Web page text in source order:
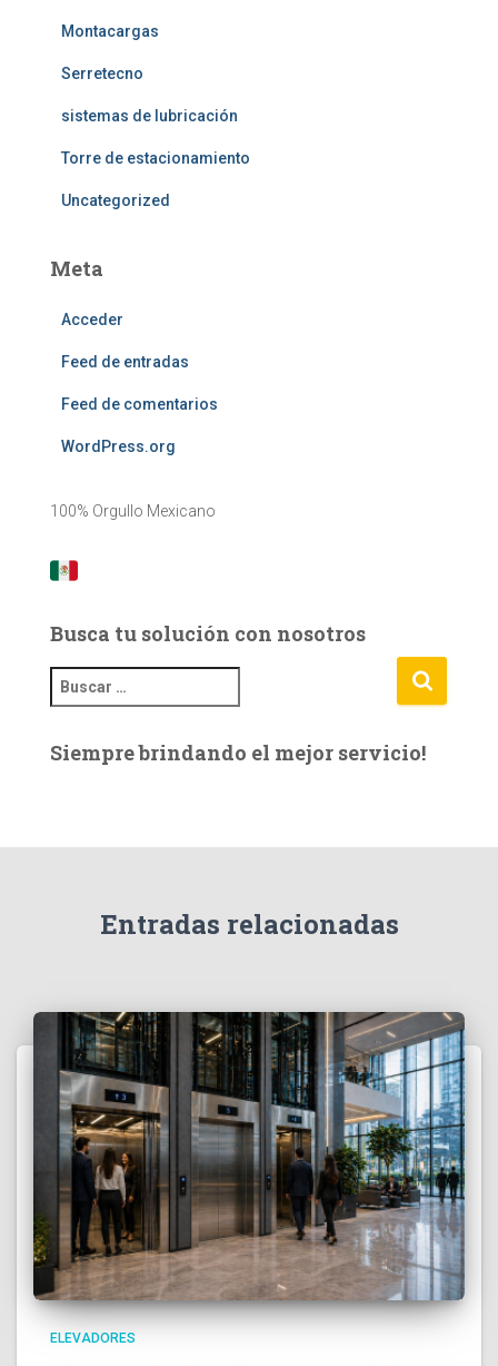
Montacargas
Serretecno
sistemas de lubricación
Torre de estacionamiento
Uncategorized
Meta
Acceder
Feed de entradas
Feed de comentarios
WordPress.org
100% Orgullo Mexicano
Busca tu solución con nosotros
u
c
Siempre brindando el mejor servicio!
Entradas relacionadas
ELEVADORES